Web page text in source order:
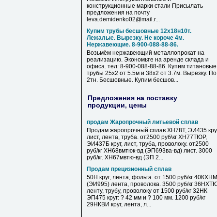
конструкционные марки стали Присылать
предложения на почту
leva.demidenko02@mail.r...
Купим трубы бесшовные 12х18н10т.
Лежалые. Вырезку. Не короче 4м.
Нержавеющие. 8-900-088-88-86.
Возьмём нержавеющий металлопрокат на
реализацию. Экономьте на аренде склада и
офиса. тел: 8-900-088-88-86. Купим титановые
трубы 25х2 от 5.5м и 38х2 от 3.7м. Вырезку. По
2тн. Бесшовные. Купим бесшов...
Предложения на поставку
продукции, цены
продам Жаропрочный литьевой сплав
Продам жаропрочный сплав ХН78Т, ЭИ435
лист, лента, труба. от2500 руб\кг ХН77ТЮР,
ЭИ437Б круг, лист, труба, проволоку. от2500
руб/кг ХН68вмтюк-вд (ЭП693ва-вд) лист. 3000
руб/кг. ХН67мвтю-вд (ЭП 2...
Продам прецизионный сплав
50Н круг, лента, фольга. от 1500 руб/кг 40КХНМ
(ЭИ995) лента, проволока. 3500 руб/кг
ленту, трубу, проволоку от 1500 руб/кг 32НК
ЭП475 круг: ? 42 мм и ? 100 мм. 1200 руб/кг
29НКВИ круг, лента, л...